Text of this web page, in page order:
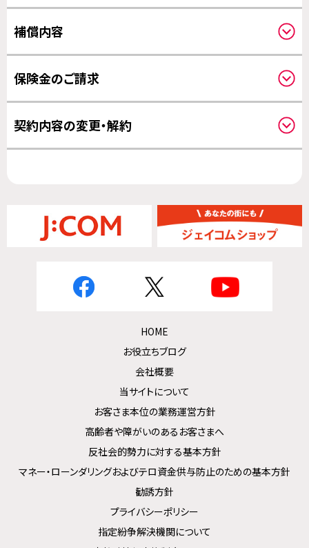
補償内容
補償開始日について
保険金のご請求
契約内容の変更・解約
HOME
お役立ちブログ
会社概要
当サイトについて
お客さま本位の業務運営方針
高齢者や障がいのあるお客さまへ
反社会的勢力に対する基本方針
マネー・ローンダリングおよびテロ資金供与防止のための基本方針
勧誘方針
プライバシーポリシー
指定紛争解決機関について